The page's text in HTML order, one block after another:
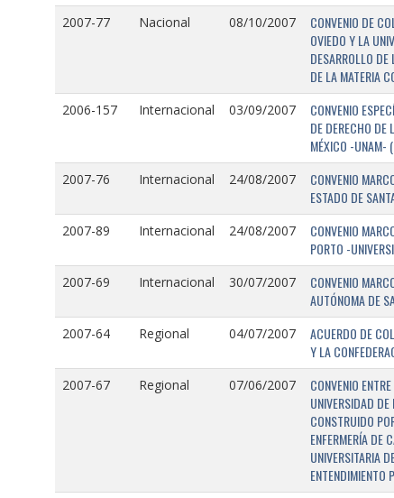
2007-77 Nacional 08/10/2007
CONVENIO DE
OVIEDO Y LA
DESARROLLO
DE LA MATERIA
2006-157 Internacional 03/09/2007
CONVENIO
DE DERECHO DE
MÉXICO -UNAM-
2007-76 Internacional 24/08/2007
CONVENIO
ESTADO DE
2007-89 Internacional 24/08/2007
CONVENIO
PORTO -
2007-69 Internacional 30/07/2007
CONVENIO
AUTÓNOMA DE
2007-64 Regional 04/07/2007
ACUERDO DE
Y LA
2007-67 Regional 07/06/2007
CONVENIO
UNIVERSIDAD
CONSTRUIDO
ENFERMERÍA DE
UNIVERSITARIA
ENTENDIMIENTO